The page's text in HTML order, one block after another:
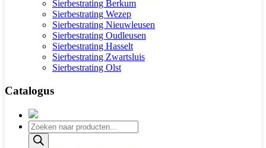
Sierbestrating Berkum
Sierbestrating Wezep
Sierbestrating Nieuwleusen
Sierbestrating Oudleusen
Sierbestrating Hasselt
Sierbestrating Zwartsluis
Sierbestrating Olst
Catalogus
Producten
zoeken